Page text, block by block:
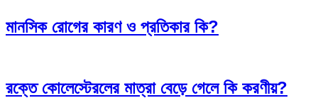
মানসিক রোগের কারণ ও প্রতিকার কি?
রক্তে কোলেস্টেরলের মাত্রা বেড়ে গেলে কি করণীয়?